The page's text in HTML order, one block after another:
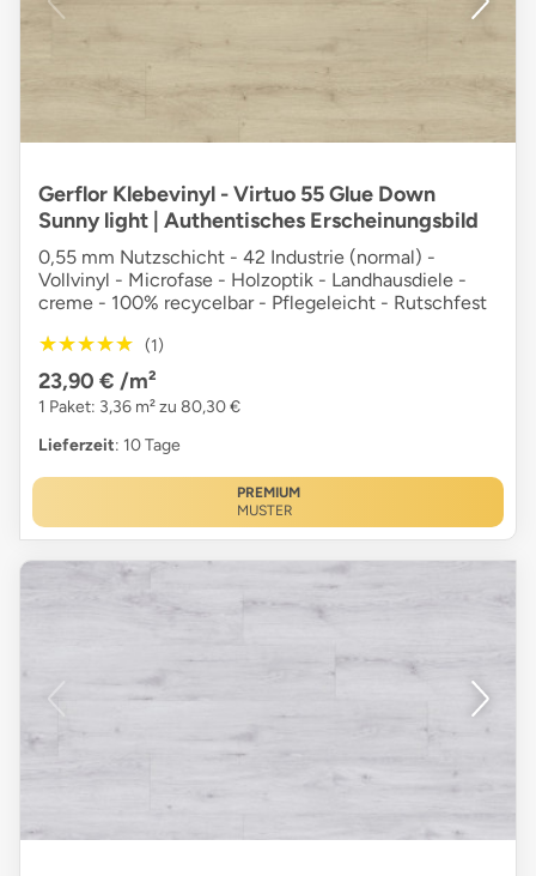
Gerflor Klebevinyl - Virtuo 55 Glue Down
Sunny light | Authentisches Erscheinungsbild
0,55 mm Nutzschicht - 42 Industrie (normal) -
Vollvinyl - Microfase - Holzoptik - Landhausdiele -
creme - 100% recycelbar - Pflegeleicht - Rutschfest
★★★★★
★★★★★ (1)
23,90 € /m²
1 Paket: 3,36 m² zu 80,30 €
Lieferzeit: 10 Tage
PREMIUM
MUSTER